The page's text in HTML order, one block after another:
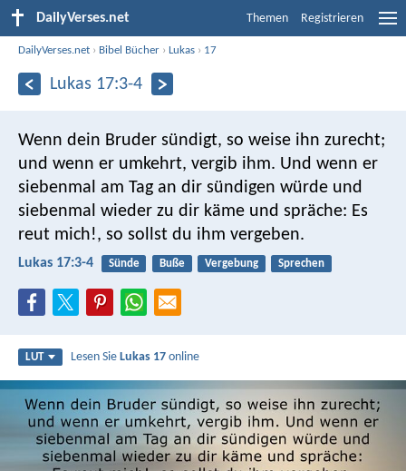
DailyVerses.net Themen Registrieren
DailyVerses.net › Bibel Bücher ›Lukas › 17
Lukas 17:3-4
Wenn dein Bruder sündigt, so weise ihn zurecht;
und wenn er umkehrt, vergib ihm. Und wenn er
siebenmal am Tag an dir sündigen würde und
siebenmal wieder zu dir käme und spräche: Es
reut mich!, so sollst du ihm vergeben.
Lukas 17:3-4 Sünde Buße Vergebung Sprechen
LUT Lesen SieLukas 17 online